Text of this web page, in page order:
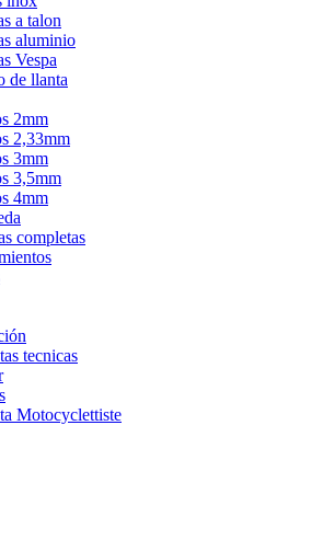
a talon
aluminio
Vespa
de llanta
2mm
2,33mm
3mm
3,5mm
4mm
completas
tecnicas
Motocyclettiste